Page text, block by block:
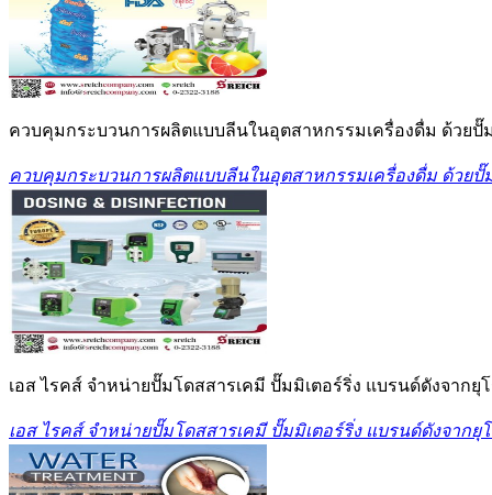
ควบคุมกระบวนการผลิตแบบลีนในอุตสาหกรรมเครื่องดื่ม ด้วยปั๊
ควบคุมกระบวนการผลิตแบบลีนในอุตสาหกรรมเครื่องดื่ม ด้วยปั๊
เอส ไรคส์ จำหน่ายปั๊มโดสสารเคมี ปั๊มมิเตอร์ริ่ง แบรนด์ดังจากยุ
เอส ไรคส์ จำหน่ายปั๊มโดสสารเคมี ปั๊มมิเตอร์ริ่ง แบรนด์ดังจากยุ